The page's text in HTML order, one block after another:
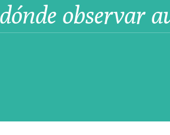
observar